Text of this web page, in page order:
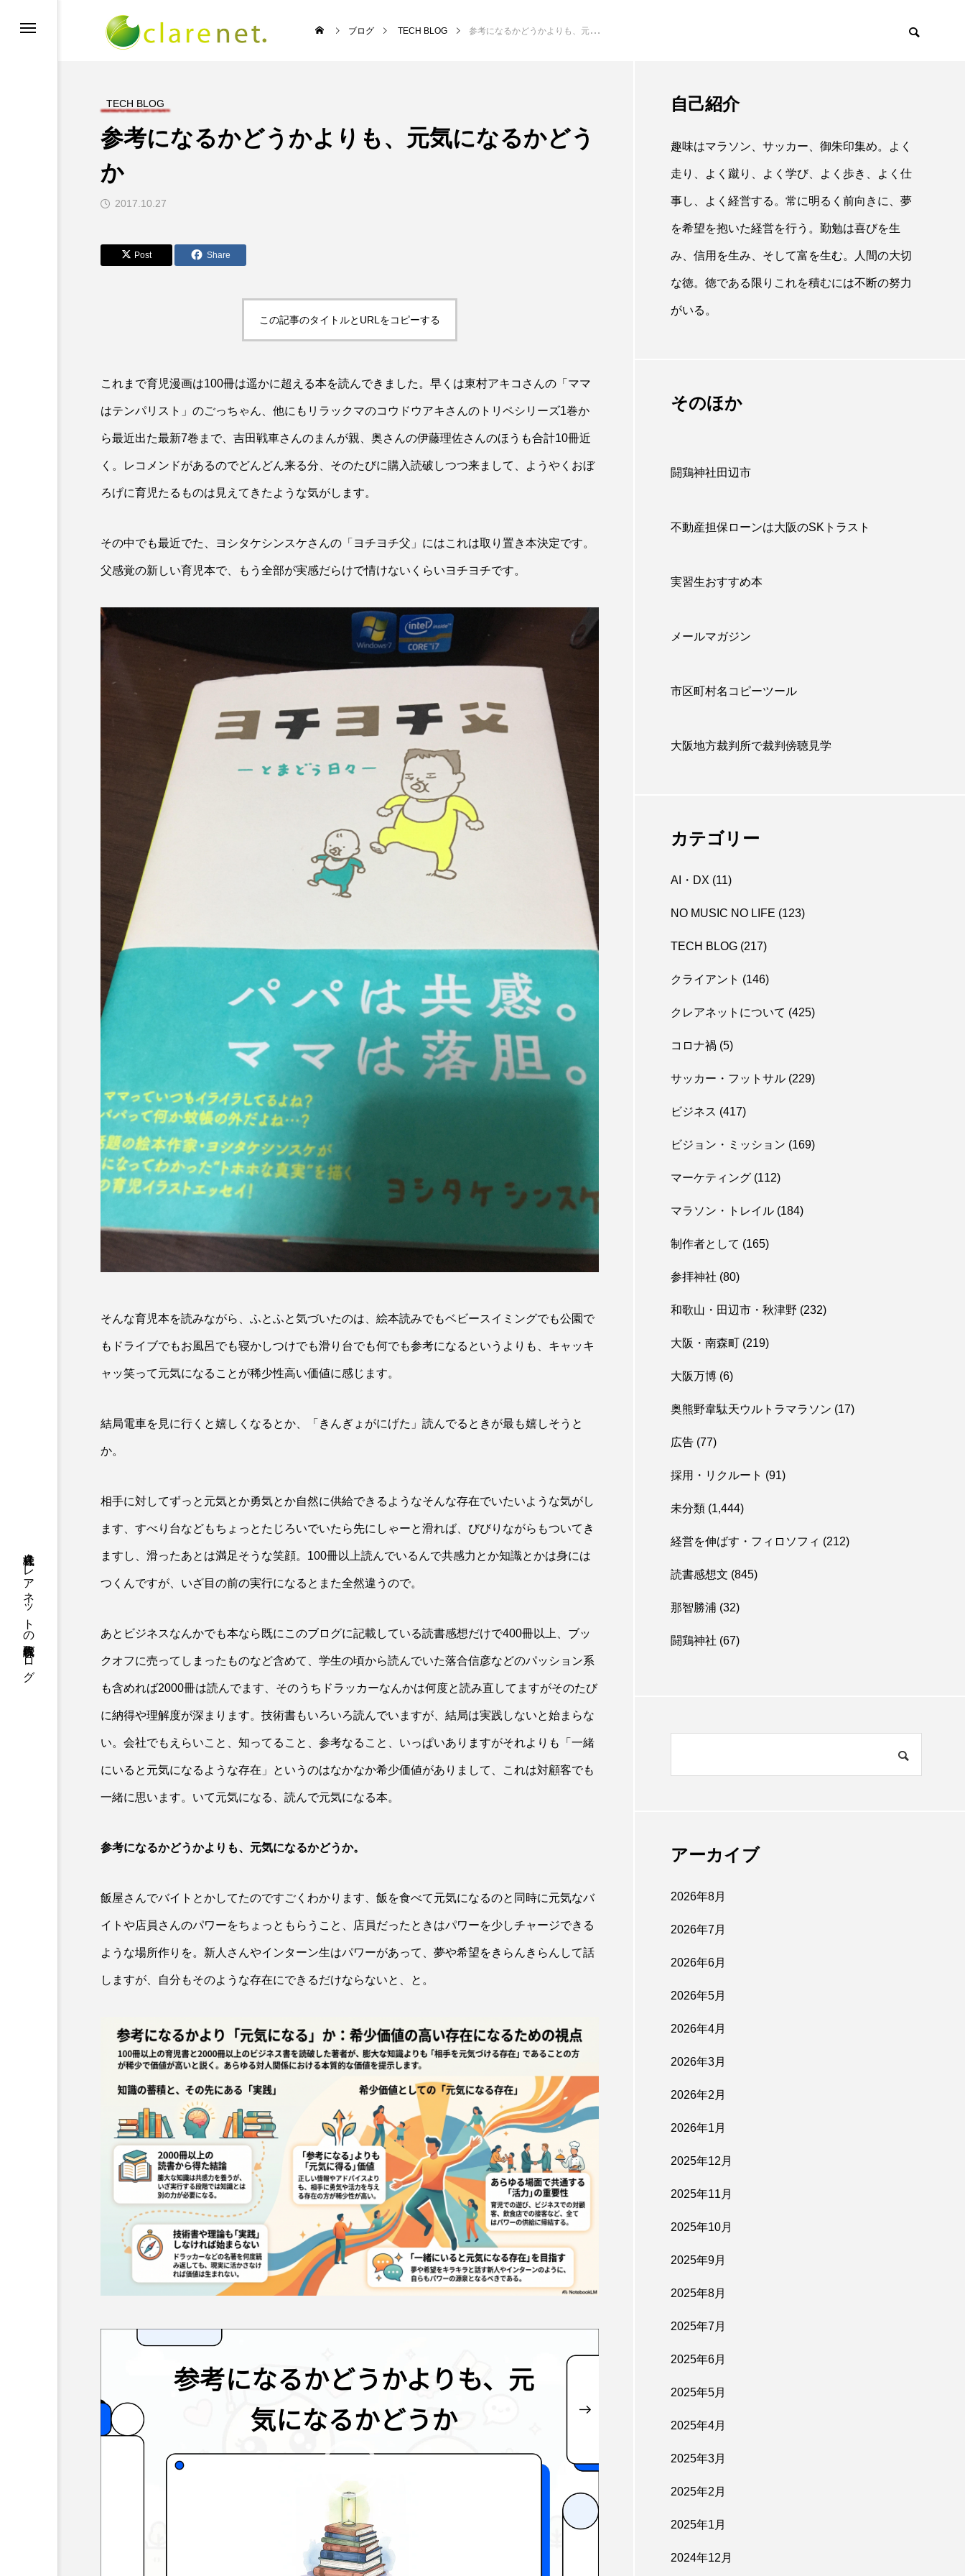
株式会社クレアネットの代表取締役ブログ
NO LIFE
admin
TECH BLOG
admin
サッカー・フットサル
admin
クライアント 採用・リクルー

ブログ TECH BLOG 参考になるかどうかよりも、元気になるかどうか
TECH BLOG
参考になるかどうかよりも、元気になるかどう
か
2017.10.27
Post Share
この記事のタイトルとURLをコピーする
これまで育児漫画は100冊は遥かに超える本を読んできました。早くは東村アキコさんの「ママ
はテンパリスト」のごっちゃん、他にもリラックマのコウドウアキさんのトリペシリーズ1巻か
ら最近出た最新7巻まで、吉田戦車さんのまんが親、奥さんの伊藤理佐さんのほうも合計10冊近
く。レコメンドがあるのでどんどん来る分、そのたびに購入読破しつつ来まして、ようやくおぼ
ろげに育児たるものは見えてきたような気がします。
その中でも最近でた、ヨシタケシンスケさんの「ヨチヨチ父」にはこれは取り置き本決定です。
父感覚の新しい育児本で、もう全部が実感だらけで情けないくらいヨチヨチです。
そんな育児本を読みながら、ふとふと気づいたのは、絵本読みでもベビースイミングでも公園で
もドライブでもお風呂でも寝かしつけでも滑り台でも何でも参考になるというよりも、キャッキ
ャッ笑って元気になることが稀少性高い価値に感じます。
結局電車を見に行くと嬉しくなるとか、「きんぎょがにげた」読んでるときが最も嬉しそうと
か。
相手に対してずっと元気とか勇気とか自然に供給できるようなそんな存在でいたいような気がし
ます、すべり台などもちょっとたじろいでいたら先にしゃーと滑れば、びびりながらもついてき
ますし、滑ったあとは満足そうな笑顔。100冊以上読んでいるんで共感力とか知識とかは身には
つくんですが、いざ目の前の実行になるとまた全然違うので。
あとビジネスなんかでも本なら既にこのブログに記載している読書感想だけで400冊以上、ブッ
クオフに売ってしまったものなど含めて、学生の頃から読んでいた落合信彦などのパッション系
も含めれば2000冊は読んでます、そのうちドラッカーなんかは何度と読み直してますがそのたび
に納得や理解度が深まります。技術書もいろいろ読んでいますが、結局は実践しないと始まらな
い。会社でもえらいこと、知ってること、参考なること、いっぱいありますがそれよりも「一緒
にいると元気になるような存在」というのはなかなか希少価値がありまして、これは対顧客でも
一緒に思います。いて元気になる、読んで元気になる本。
参考になるかどうかよりも、元気になるかどうか。
飯屋さんでバイトとかしてたのですごくわかります、飯を食べて元気になるのと同時に元気なバ
イトや店員さんのパワーをちょっともらうこと、店員だったときはパワーを少しチャージできる
ような場所作りを。新人さんやインターン生はパワーがあって、夢や希望をきらんきらんして話
しますが、自分もそのような存在にできるだけならないと、と。
動
ー
自己紹介
趣味はマラソン、サッカー、御朱印集め。よく
走り、よく蹴り、よく学び、よく歩き、よく仕
事し、よく経営する。常に明るく前向きに、夢
を希望を抱いた経営を行う。勤勉は喜びを生
み、信用を生み、そして富を生む。人間の大切
な徳。徳である限りこれを積むには不断の努力
がいる。
そのほか
闘鶏神社田辺市
不動産担保ローンは大阪のSKトラスト
実習生おすすめ本
メールマガジン
市区町村名コピーツール
大阪地方裁判所で裁判傍聴見学
カテゴリー
AI・DX (11)
NO MUSIC NO LIFE (123)
TECH BLOG (217)
クライアント (146)
クレアネットについて (425)
コロナ禍 (5)
サッカー・フットサル (229)
ビジネス (417)
ビジョン・ミッション (169)
マーケティング (112)
マラソン・トレイル (184)
制作者として (165)
参拝神社 (80)
和歌山・田辺市・秋津野 (232)
大阪・南森町 (219)
大阪万博 (6)
奥熊野韋駄天ウルトラマラソン (17)
広告 (77)
採用・リクルート (91)
未分類 (1,444)
経営を伸ばす・フィロソフィ (212)
読書感想文 (845)
那智勝浦 (32)
闘鶏神社 (67)
アーカイブ
2026年8月
2026年7月
2026年6月
2026年5月
2026年4月
2026年3月
2026年2月
2026年1月
2025年12月
2025年11月
2025年10月
2025年9月
2025年8月
2025年7月
2025年6月
2025年5月
2025年4月
2025年3月
2025年2月
2025年1月
2024年12月